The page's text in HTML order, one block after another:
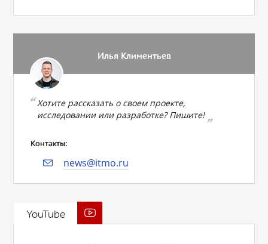
Илья Климентьев
Хотите рассказать о своем проекте,
исследовании или разработке? Пишите!
Контакты:
news@itmo.ru
YouTube